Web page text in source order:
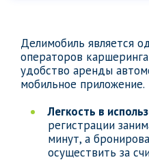
Делимобиль является
операторов
удобство аренды
мобильное приложение.
Легкость в
регистрации
минут, а
осуществить за